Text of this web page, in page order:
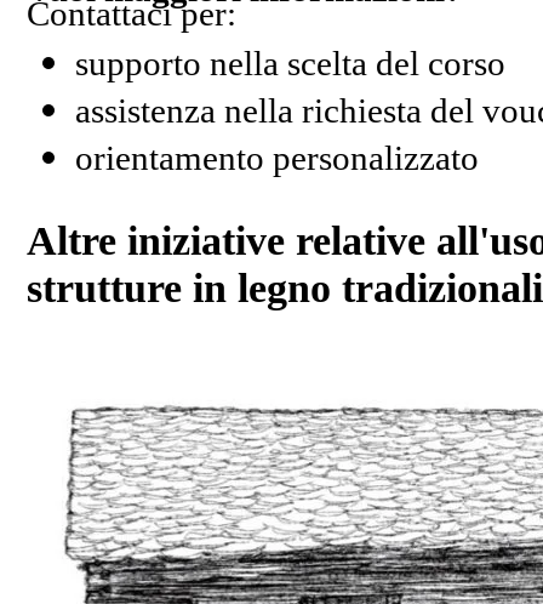
Contattaci per:
supporto nella scelta del corso
assistenza nella richiesta del
orientamento personalizzato
Altre iniziative relative
strutture in legno tradizionali